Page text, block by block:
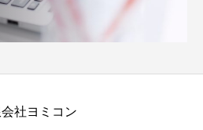
社ヨミコン